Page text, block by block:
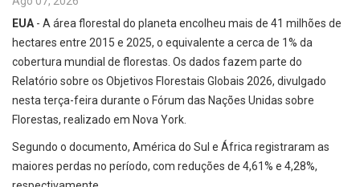
EUA - A área florestal do planeta encolheu mais de 41 milhões de
hectares entre 2015 e 2025, o equivalente a cerca de 1% da
cobertura mundial de florestas. Os dados fazem parte do
Relatório sobre os Objetivos Florestais Globais 2026, divulgado
nesta terça-feira durante o Fórum das Nações Unidas sobre
Florestas, realizado em Nova York.
Segundo o documento, América do Sul e África registraram as
maiores perdas no período, com reduções de 4,61% e 4,28%,